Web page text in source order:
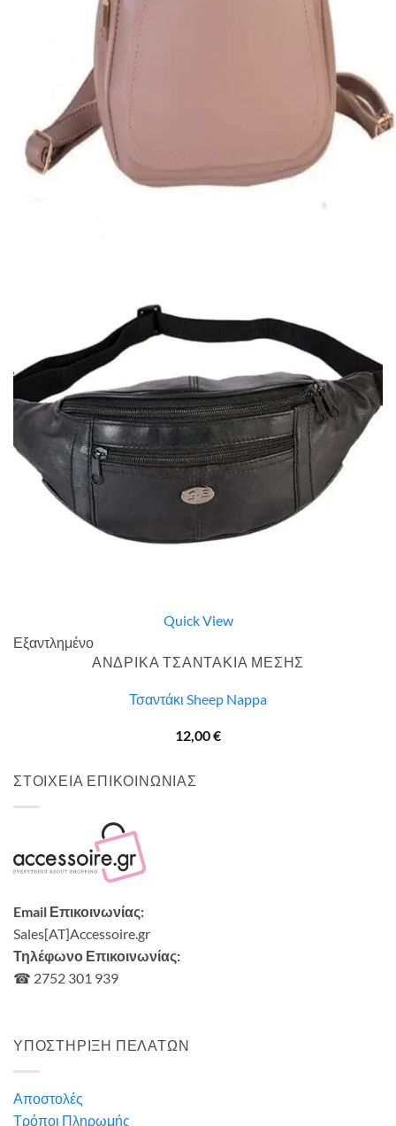
Εξαντλημένο
Quick View
Εξαντλημένο
ΑΝΔΡΙΚΑ ΤΣΑΝΤΑΚΙΑ ΜΕΣΗΣ
Τσαντάκι Sheep Nappa
12,00€
ΣΤΟΙΧΕΙΑ ΕΠΙΚΟΙΝΩΝΙΑΣ
Email Επικοινωνίας:
Sales[AT]Accessoire.gr
Τηλέφωνο Επικοινωνίας:
☎ 2752 301 939
ΥΠΟΣΤΗΡΙΞΗ ΠΕΛΑΤΩΝ
Αποστολές
Τρόποι Πληρωμής